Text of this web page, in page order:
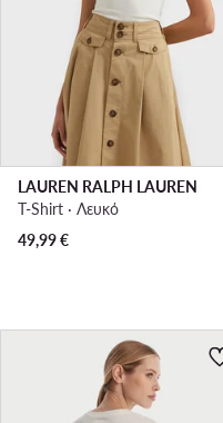
LAUREN RALPH LAUREN
T-Shirt · Λευκό
49,99€